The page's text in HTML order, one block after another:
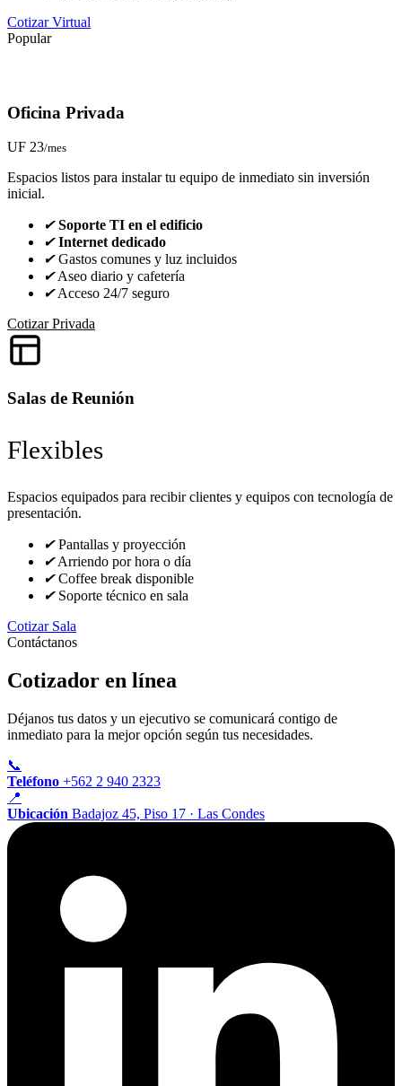
Cotizar Virtual
Popular
Oficina Privada
UF 23/mes
Espacios listos para instalar tu equipo de inmediato sin inversión
inicial.
✔ Soporte TI en el edificio
✔ Internet dedicado
✔Gastos comunes y luz incluidos
✔Aseo diario y cafetería
✔Acceso 24/7 seguro
Cotizar Privada
Salas de Reunión
Flexibles
Espacios equipados para recibir clientes y equipos con tecnología de
presentación.
✔Pantallas y proyección
✔Arriendo por hora o día
✔Coffee break disponible
✔Soporte técnico en sala
Cotizar Sala
Contáctanos
Cotizador en línea
Déjanos tus datos y un ejecutivo se comunicará contigo de
inmediato para la mejor opción según tus necesidades.
📞
Teléfono +562 2 940 2323
📍
Ubicación Badajoz 45, Piso 17 · Las Condes